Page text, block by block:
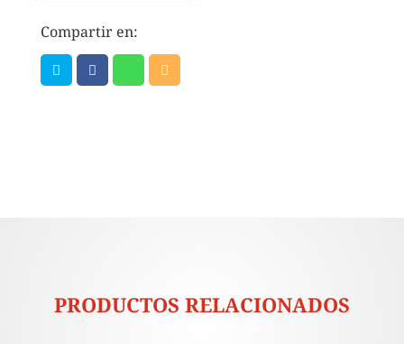
Compartir en:
PRODUCTOS RELACIONADOS